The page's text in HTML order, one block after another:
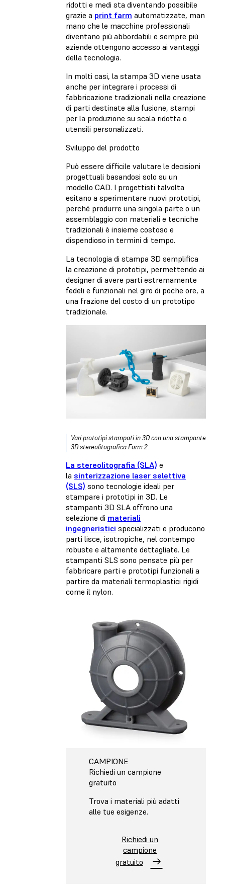
ridotti e medi sta diventando possibile
grazie a print farm automatizzate, man
mano che le macchine professionali
diventano più abbordabili e sempre più
aziende ottengono accesso ai vantaggi
della tecnologia.
In molti casi, la stampa 3D viene usata
anche per integrare i processi di
fabbricazione tradizionali nella creazione
di parti destinate alla fusione, stampi
per la produzione su scala ridotta o
utensili personalizzati.
Sviluppo del prodotto
Può essere difficile valutare le decisioni
progettuali basandosi solo su un
modello CAD. I progettisti talvolta
esitano a sperimentare nuovi prototipi,
perché produrre una singola parte o un
assemblaggio con materiali e tecniche
tradizionali è insieme costoso e
dispendioso in termini di tempo.
La tecnologia di stampa 3D semplifica
la creazione di prototipi, permettendo ai
designer di avere parti estremamente
fedeli e funzionali nel giro di poche ore, a
una frazione del costo di un prototipo
tradizionale.
Vari prototipi stampati in 3D con una stampante
3D stereolitografica Form 2.
La stereolitografia (SLA) e
la sinterizzazione laser selettiva
(SLS) sono tecnologie ideali per
stampare i prototipi in 3D. Le
stampanti 3D SLA offrono una
selezione di materiali
ingegneristici specializzati e producono
parti lisce, isotropiche, nel contempo
robuste e altamente dettagliate. Le
stampanti SLS sono pensate più per
fabbricare parti e prototipi funzionali a
partire da materiali termoplastici rigidi
come il nylon.
CAMPIONE
Richiedi un campione
gratuito
Trova i materiali più adatti
alle tue esigenze.
Richiedi un
campione
gratuito